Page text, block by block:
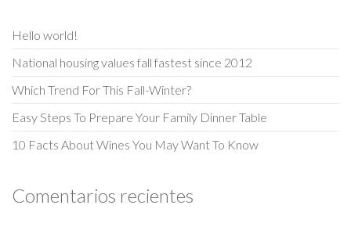
Hello world!
National housing values fall fastest since 2012
Which Trend For This Fall-Winter?
Easy Steps To Prepare Your Family Dinner Table
10 Facts About Wines You May Want To Know
Comentarios recientes